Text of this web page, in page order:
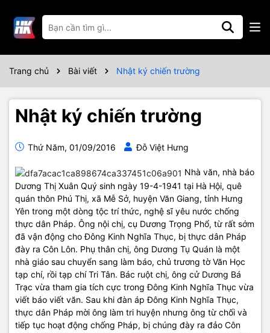
Trang chủ Bài viết Nhật ký chiến trường
Nhật ký chiến trường
Thứ Năm, 01/09/2016 Đỗ Việt Hưng
Nhà văn, nhà báo
Dương Thị Xuân Quý sinh ngày 19-4-1941 tại Hà Hội, quê
quán thôn Phú Thị, xã Mễ Sở, huyện Văn Giang, tỉnh Hưng
Yên trong một dòng tộc trí thức, nghệ sĩ yêu nước chống
thực dân Pháp. Ông nội chị, cụ Dương Trọng Phổ, từ rất sớm
đã vận động cho Đông Kinh Nghĩa Thục, bị thực dân Pháp
đày ra Côn Lôn. Phụ thân chị, ông Dương Tụ Quán là một
nhà giáo sau chuyển sang làm báo, chủ trương tờ Văn Học
tạp chí, rồi tạp chí Tri Tân. Bác ruột chị, ông cử Dương Bá
Trạc vừa tham gia tích cực trong Đông Kinh Nghĩa Thục vừa
viết báo viết văn. Sau khi đàn áp Đông Kinh Nghĩa Thục,
thực dân Pháp mời ông làm tri huyện nhưng ông từ chối và
tiếp tục hoạt động chống Pháp, bị chúng đày ra đảo Côn